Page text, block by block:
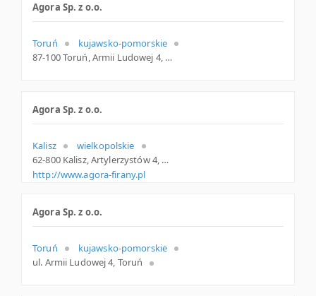
Agora Sp. z o.o.
Toruń
kujawsko-pomorskie
87-100 Toruń, Armii Ludowej 4, woj. Kujawsko-pomorskie, pow. Toruń, gm. Toruń
Agora Sp. z o.o.
Kalisz
wielkopolskie
62-800 Kalisz, Artylerzystów 4, woj. Wielkopolskie, pow. Kalisz, gm. Kalisz
http://www.agora-firany.pl
Agora Sp. z o.o.
Toruń
kujawsko-pomorskie
ul. Armii Ludowej 4, Toruń